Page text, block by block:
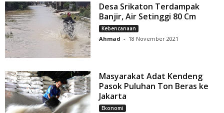
Desa Srikaton Terdampak
Banjir, Air Setinggi 80 Cm
Kebencanaan
Ahmad - 18 November 2021
Masyarakat Adat Kendeng
Pasok Puluhan Ton Beras ke
Jakarta
Ekonomi